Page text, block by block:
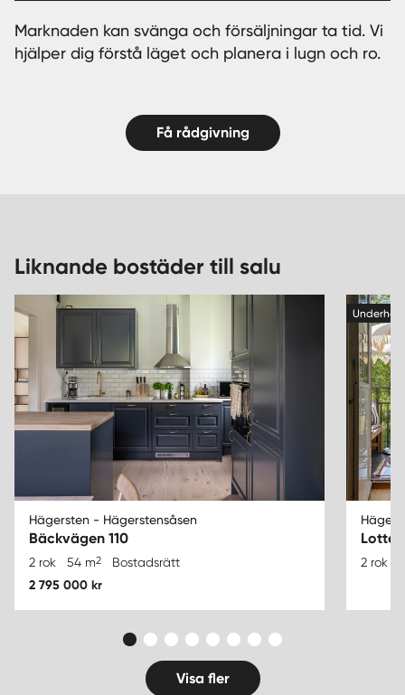
Marknaden kan svänga och försäljningar ta tid. Vi
hjälper dig förstå läget och planera i lugn och ro.
Få rådgivning
Liknande bostäder till salu
Hägersten - Hägerstensåsen
Bäckvägen 110
2 rok 54 m2 Bostadsrätt
2 795 000 kr
2 rok
Visa fler